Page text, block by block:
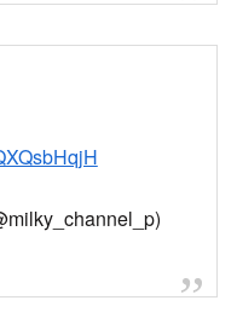
ったの良い